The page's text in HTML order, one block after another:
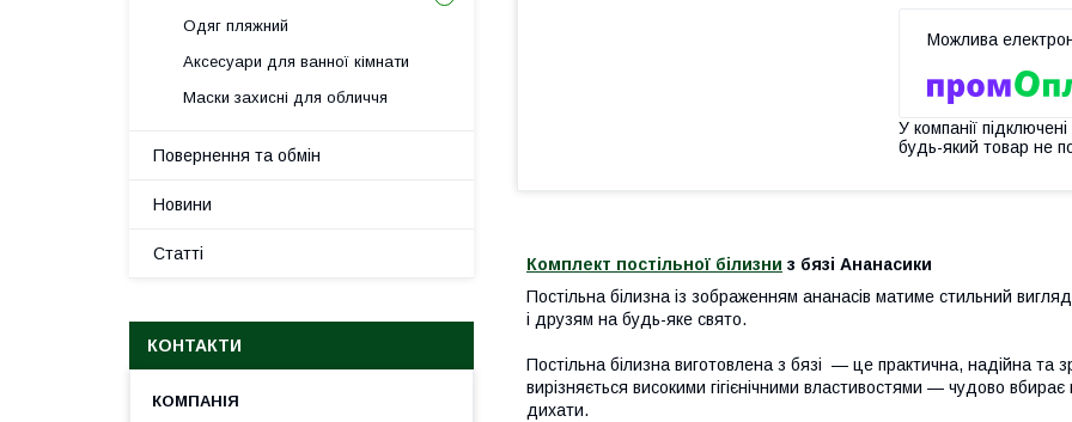
У компанії
будь-який товар не
Комплект постільної білизни з бязі Ананасики
Постільна білизна із зображенням ананасів матиме стильний
і друзям на будь-яке свято.
Постільна білизна виготовлена з бязі — це практична, надійна та
вирізняється високими гігієнічними властивостями — чудово
дихати.
Одяг пляжний
Аксесуари для ванної кімнати
Маски захисні для обличчя
Повернення та обмін
Новини
Статті
КОНТАКТИ